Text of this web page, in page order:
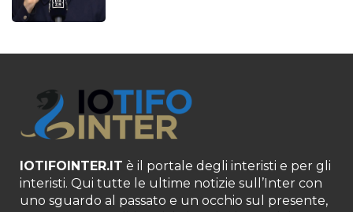
IOTIFOINTER.IT è il portale degli interisti e per gli
interisti. Qui tutte le ultime notizie sull’Inter con
uno sguardo al passato e un occhio sul presente,